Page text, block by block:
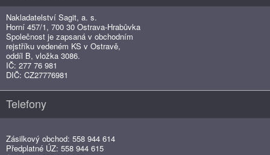
Nakladatelství Sagit, a. s.
Horní 457/1, 700 30 Ostrava-Hrabůvka
Společnost je zapsaná v obchodním
rejstříku vedeném KS v Ostravě,
oddíl B, vložka 3086.
IČ: 277 76 981
DIČ: CZ27776981
Telefony
Zásilkový obchod: 558 944 614
Předplatné ÚZ: 558 944 615